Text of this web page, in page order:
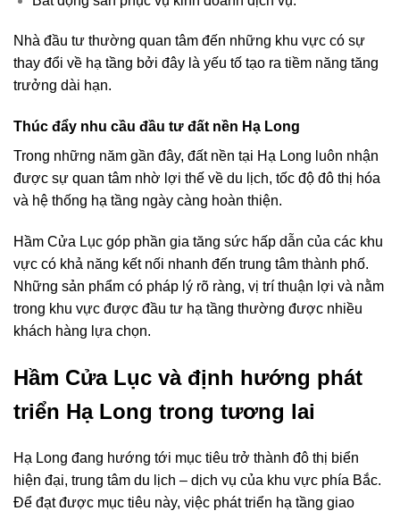
Nhà đầu tư thường quan tâm đến những khu vực có sự
thay đổi về hạ tầng bởi đây là yếu tố tạo ra tiềm năng tăng
trưởng dài hạn.
Thúc đẩy nhu cầu đầu tư đất nền Hạ Long
Trong những năm gần đây, đất nền tại Hạ Long luôn nhận
được sự quan tâm nhờ lợi thế về du lịch, tốc độ đô thị hóa
và hệ thống hạ tầng ngày càng hoàn thiện.
Hầm Cửa Lục góp phần gia tăng sức hấp dẫn của các khu
vực có khả năng kết nối nhanh đến trung tâm thành phố.
Những sản phẩm có pháp lý rõ ràng, vị trí thuận lợi và nằm
trong khu vực được đầu tư hạ tầng thường được nhiều
khách hàng lựa chọn.
Hầm Cửa Lục và định hướng phát
triển Hạ Long trong tương lai
Hạ Long đang hướng tới mục tiêu trở thành đô thị biển
hiện đại, trung tâm du lịch – dịch vụ của khu vực phía Bắc.
Để đạt được mục tiêu này, việc phát triển hạ tầng giao